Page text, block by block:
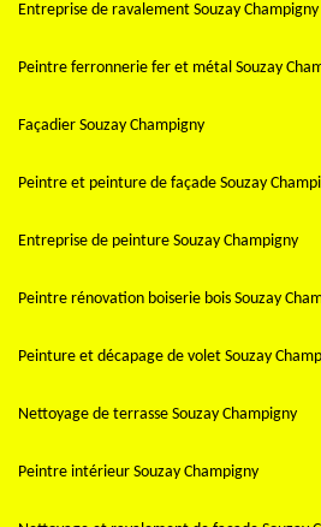
Entreprise de ravalement Souzay Champigny
Peintre ferronnerie fer et métal Souzay
Façadier Souzay Champigny
Peintre et peinture de façade Souzay
Entreprise de peinture Souzay Champigny
Peintre rénovation boiserie bois Souzay
Peinture et décapage de volet Souzay
Nettoyage de terrasse Souzay Champigny
Peintre intérieur Souzay Champigny